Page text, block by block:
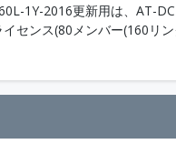
1Y-2016更新用は、AT-
センス(80メンバー(160リ